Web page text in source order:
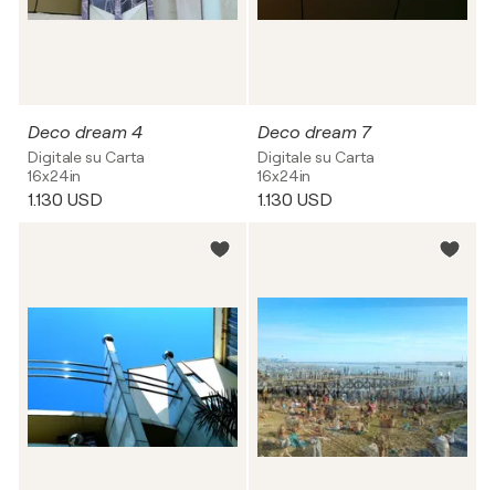
Deco dream 4
Digitale su Carta
16x24in
1.130 USD
Deco dream 7
Digitale su Carta
16x24in
1.130 USD